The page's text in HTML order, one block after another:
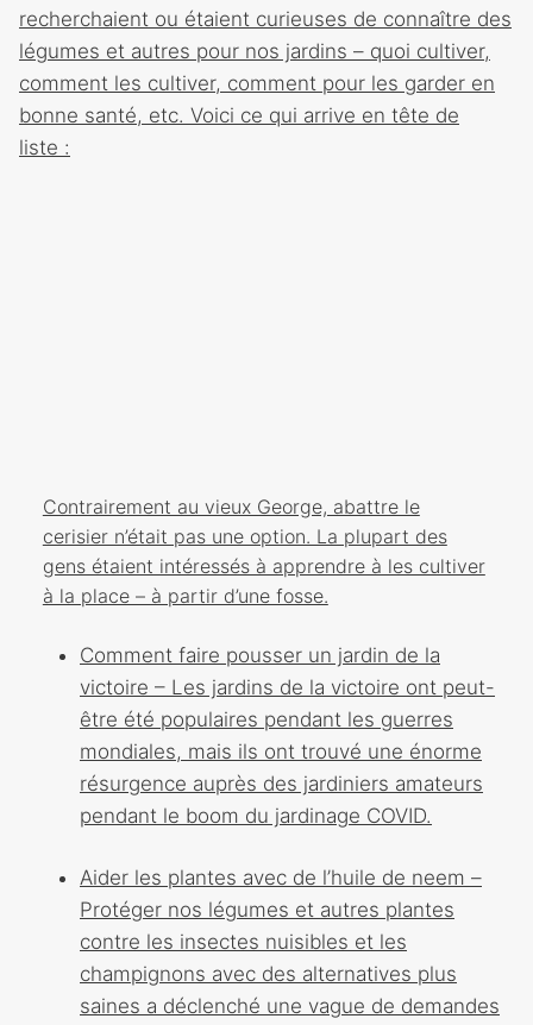
recherchaient ou étaient curieuses de connaître des
légumes et autres pour nos jardins – quoi cultiver,
comment les cultiver, comment pour les garder en
bonne santé, etc. Voici ce qui arrive en tête de
liste :
Contrairement au vieux George, abattre le
cerisier n’était pas une option. La plupart des
gens étaient intéressés à apprendre à les cultiver
à la place – à partir d’une fosse.
Comment faire pousser un jardin de la
victoire – Les jardins de la victoire ont peut-
être été populaires pendant les guerres
mondiales, mais ils ont trouvé une énorme
résurgence auprès des jardiniers amateurs
pendant le boom du jardinage COVID.
Aider les plantes avec de l’huile de neem –
Protéger nos légumes et autres plantes
contre les insectes nuisibles et les
champignons avec des alternatives plus
saines a déclenché une vague de demandes